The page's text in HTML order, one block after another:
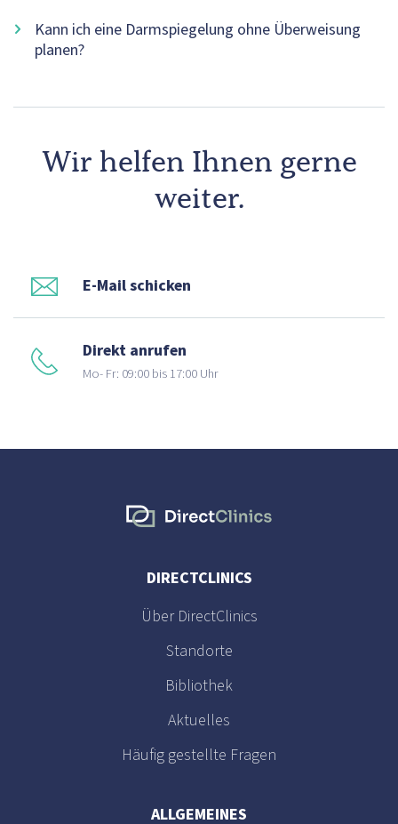
Kann ich eine Darmspiegelung ohne Überweisung
planen?
Wir helfen Ihnen gerne
weiter.
E-Mail schicken
Direkt anrufen
Mo- Fr: 09:00 bis 17:00 Uhr
DIRECTCLINICS
Über DirectClinics
Standorte
Bibliothek
Aktuelles
Häufig gestellte Fragen
ALLGEMEINES